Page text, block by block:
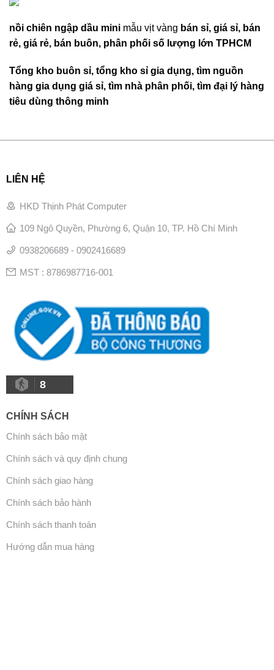
nồi chiên ngập dầu mini mẫu vịt vàng bán sỉ, giá sỉ, bán
rẻ, giá rẻ, bán buôn, phân phối số lượng lớn TPHCM
Tổng kho buôn sỉ, tổng kho sỉ gia dụng, tìm nguồn
hàng gia dụng giá sỉ, tìm nhà phân phối, tìm đại lý hàng
tiêu dùng thông minh
LIÊN HỆ
HKD Thịnh Phát Computer
109 Ngô Quyền, Phường 6, Quận 10, TP. Hồ Chí Minh
0938206689 - 0902416689
MST : 8786987716-001
8
CHÍNH SÁCH
Chính sách bảo mật
Chính sách và quy định chung
Chính sách giao hàng
Chính sách bảo hành
Chính sách thanh toán
Hướng dẫn mua hàng